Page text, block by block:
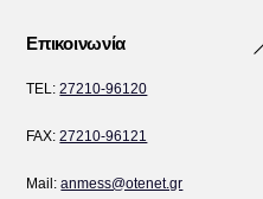
Επικοινωνία
TEL:27210-96120
FAX:27210-96121
Mail:anmess@otenet.gr